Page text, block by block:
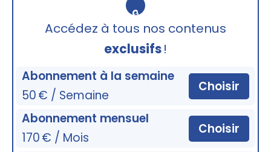
🔒
Accédez à tous nos contenus
exclusifs!
Abonnement à la semaine
50 € / Semaine
Choisir
Abonnement mensuel
170 € / Mois
Choisir